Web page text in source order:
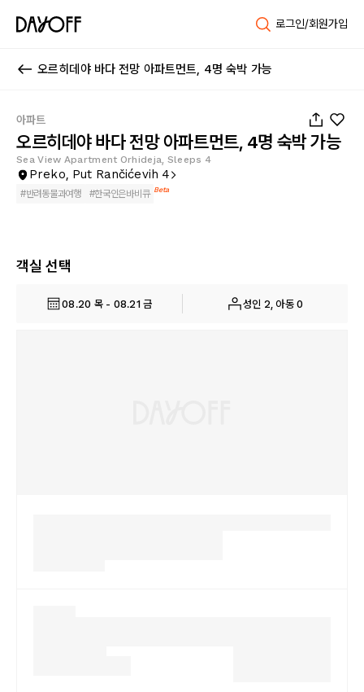
로그인/회원가입
오르히데야 바다 전망 아파트먼트, 4명 숙박 가능
아파트
오르히데야 바다 전망 아파트먼트, 4명 숙박 가능
Sea View Apartment Orhideja, Sleeps 4
Preko, Put Rančićevih 4
#반려동물과여행 #한국인은바비큐 Beta
객실 선택
08.20 목 - 08.21 금 성인 2, 아동 0